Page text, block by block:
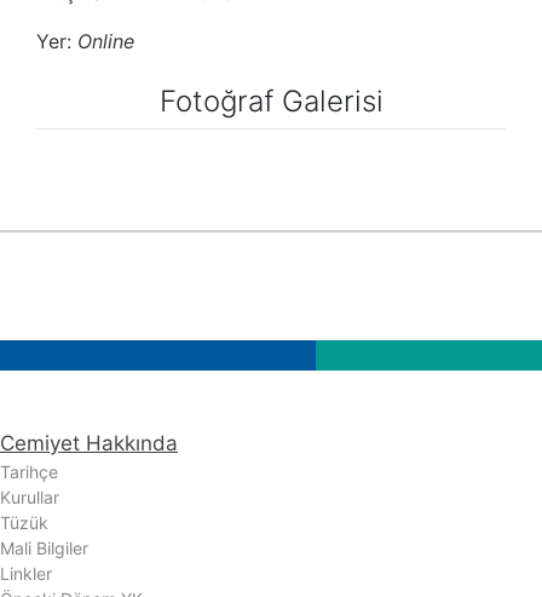
Yer: Online
Fotoğraf Galerisi
Cemiyet Hakkında
Tarihçe
Kurullar
Tüzük
Mali Bilgiler
Linkler